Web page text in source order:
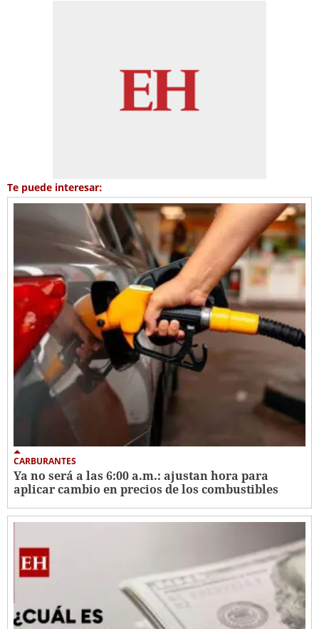
Te puede interesar:
CARBURANTES
Ya no será a las 6:00 a.m.: ajustan hora para
aplicar cambio en precios de los combustibles